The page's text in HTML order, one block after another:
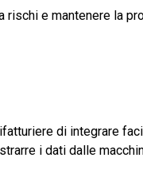
rischi e mantenere la
di integrare
i dati dalle